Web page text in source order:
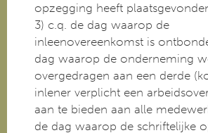
opzegging heeft
3) c.q. de dag waarop de
inleenovereenkomst is
dag waarop de onderneming
overgedragen aan een derde
inlener verplicht een
aan te bieden aan alle
de dag waarop de schriftelijke